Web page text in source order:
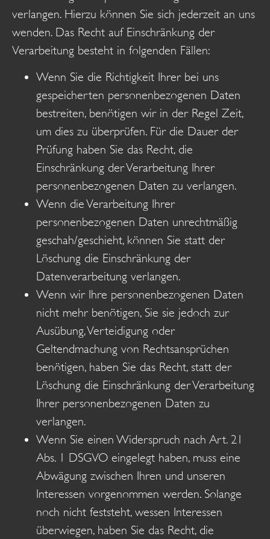
verlangen. Hierzu können Sie sich jederzeit an uns
wenden. Das Recht auf Einschränkung der
Verarbeitung besteht in folgenden Fällen:
Wenn Sie die Richtigkeit Ihrer bei uns
gespeicherten personenbezogenen Daten
bestreiten, benötigen wir in der Regel Zeit,
um dies zu überprüfen. Für die Dauer der
Prüfung haben Sie das Recht, die
Einschränkung der Verarbeitung Ihrer
personenbezogenen Daten zu verlangen.
Wenn die Verarbeitung Ihrer
personenbezogenen Daten unrechtmäßig
geschah/geschieht, können Sie statt der
Löschung die Einschränkung der
Datenverarbeitung verlangen.
Wenn wir Ihre personenbezogenen Daten
nicht mehr benötigen, Sie sie jedoch zur
Ausübung, Verteidigung oder
Geltendmachung von Rechtsansprüchen
benötigen, haben Sie das Recht, statt der
Löschung die Einschränkung der Verarbeitung
Ihrer personenbezogenen Daten zu
verlangen.
Wenn Sie einen Widerspruch nach Art. 21
Abs. 1 DSGVO eingelegt haben, muss eine
Abwägung zwischen Ihren und unseren
Interessen vorgenommen werden. Solange
noch nicht feststeht, wessen Interessen
überwiegen, haben Sie das Recht, die